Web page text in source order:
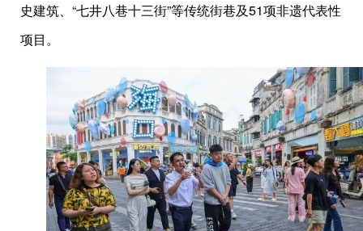
史建筑、“七井八巷十三街”等传统街巷及51项非遗代表性
项目。